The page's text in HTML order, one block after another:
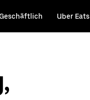
Uber Eats